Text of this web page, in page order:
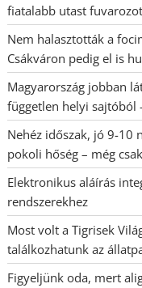
fiatalabb utast
Nem halasztották a
Csákváron pedig el is
Magyarország jobban
független helyi sajtóból
Nehéz időszak, jó 9-10
pokoli hőség – még
Elektronikus aláírás
rendszerekhez
Most volt a Tigrisek
találkozhatunk az
Figyeljünk oda, mert